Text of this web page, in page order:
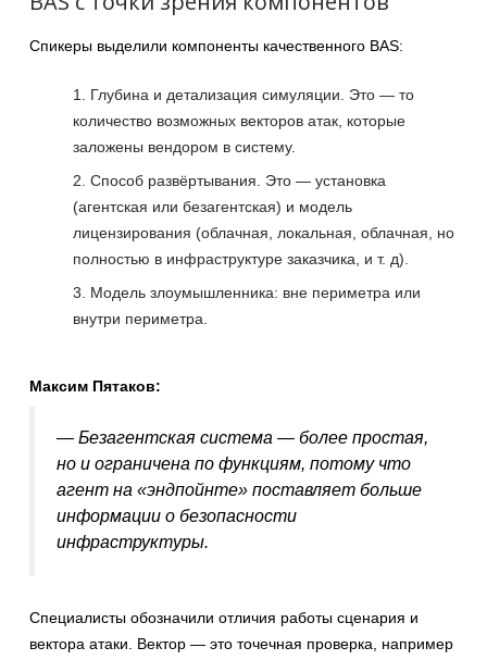
Спикеры выделили компоненты качественного BAS:
Глубина и детализация симуляции. Это — то
количество возможных векторов атак, которые
заложены вендором в систему.
Способ развёртывания. Это — установка
(агентская или безагентская) и модель
лицензирования (облачная, локальная, облачная, но
полностью в инфраструктуре заказчика, и т. д).
Модель злоумышленника: вне периметра или
внутри периметра.
Максим Пятаков:
— Безагентская система — более простая,
но и ограничена по функциям, потому что
агент на «эндпойнте» поставляет больше
информации о безопасности
инфраструктуры.
Специалисты обозначили отличия работы сценария и
вектора атаки. Вектор — это точечная проверка, например